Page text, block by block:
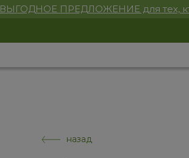
ВЫГОДНОЕ ПРЕДЛОЖЕНИЕ для тех,
назад